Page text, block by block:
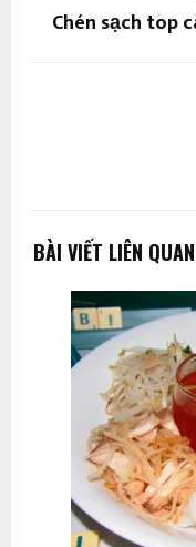
Chén sạch top
BÀI VIẾT LIÊN QUAN